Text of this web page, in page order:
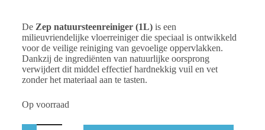
De Zep natuursteenreiniger (1L)is een
milieuvriendelijke vloerreiniger die speciaal is ontwikkeld
voor de veilige reiniging van gevoelige oppervlakken.
Dankzij de ingrediënten van natuurlijke oorsprong
verwijdert dit middel effectief hardnekkig vuil en vet
zonder het materiaal aan te tasten.
Op voorraad